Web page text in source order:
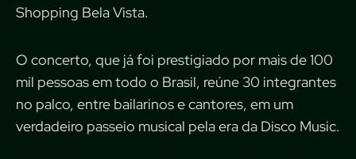
Shopping Bela Vista.
O concerto, que já foi prestigiado por mais de 100
mil pessoas em todo o Brasil, reúne 30 integrantes
no palco, entre bailarinos e cantores, em um
verdadeiro passeio musical pela era da Disco Music.